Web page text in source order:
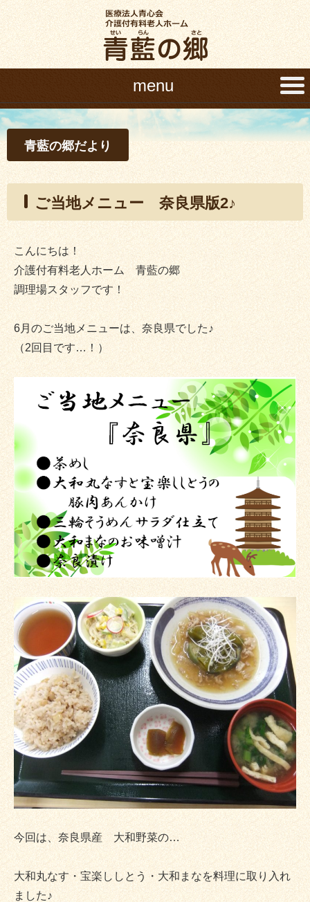
menu
青藍の郷だより
ご当地メニュー 奈良県版2♪
こんにちは！
介護付有料老人ホーム 青藍の郷
調理場スタッフです！
6月のご当地メニューは、奈良県でした♪
（2回目です…！）
今回は、奈良県産 大和野菜の…
大和丸なす・宝楽ししとう・大和まなを料理に取り入れ
ました♪